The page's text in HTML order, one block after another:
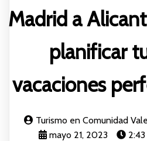
Madrid a
planificar
vacaciones
Turismo en Comunidad
mayo 21, 2023